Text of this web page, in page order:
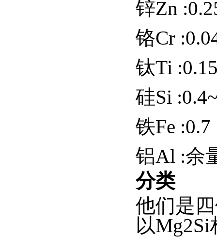
锌Zn
铬Cr
钛Ti
硅Si
铁Fe :0.7
铝Al :余
分类
他们是
以